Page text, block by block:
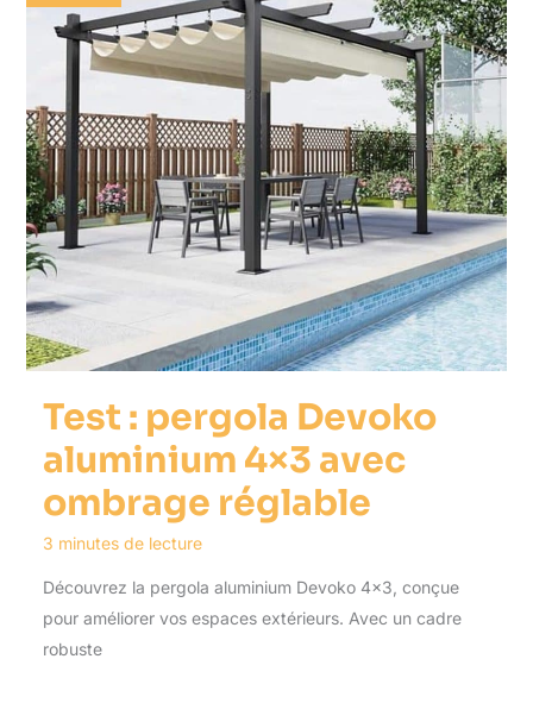
Test : pergola Devoko
aluminium 4×3 avec
ombrage réglable
3 minutes de lecture
Découvrez la pergola aluminium Devoko 4×3, conçue
pour améliorer vos espaces extérieurs. Avec un cadre
robuste